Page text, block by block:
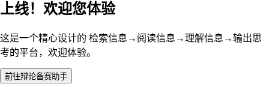
上线！欢迎您体验
这是一个精心设计的 检索信息→阅读信息→理解信息→输出思
考的平台，欢迎体验。
前往辩论备赛助手